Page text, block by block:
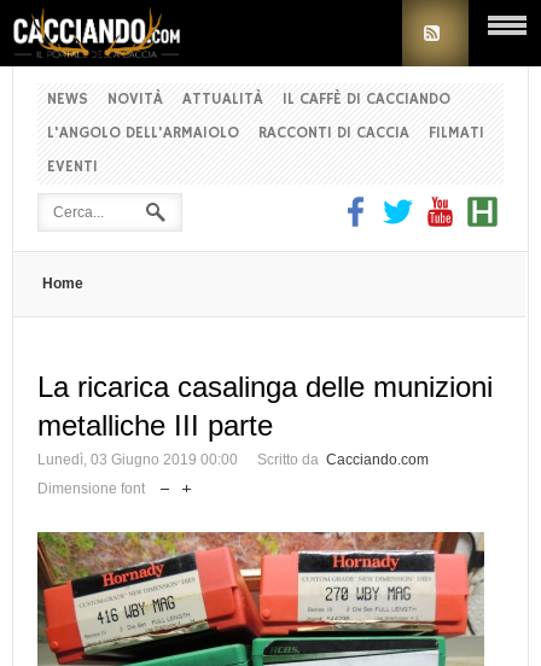
NEWS NOVITÀ ATTUALITÀ
IL CAFFÈ DI CACCIANDO
L'ANGOLO DELL'ARMAIOLO
RACCONTI DI CACCIA
FILMATI
EVENTI
Home
La ricarica casalinga delle munizioni
metalliche III parte
Lunedì, 03 Giugno 2019 00:00 Scritto da Cacciando.com
Dimensione font